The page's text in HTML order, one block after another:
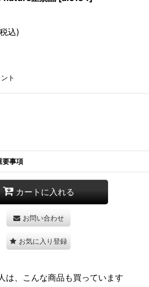
込)
ト
要事項
カートに入れる
お問い合わせ
お気に入り登録
は、こんな商品も買っています